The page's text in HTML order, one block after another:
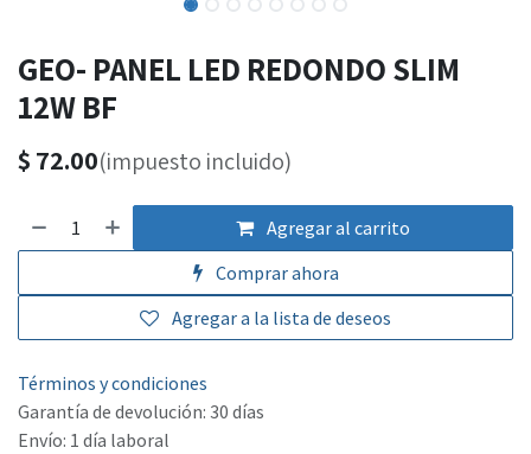
GEO- PANEL LED REDONDO SLIM
12W BF
$ 72.00(impuesto incluido)
Agregar al carrito
Comprar ahora
Agregar a la lista de deseos
Términos y condiciones
Garantía de devolución: 30 días
Envío: 1 día laboral